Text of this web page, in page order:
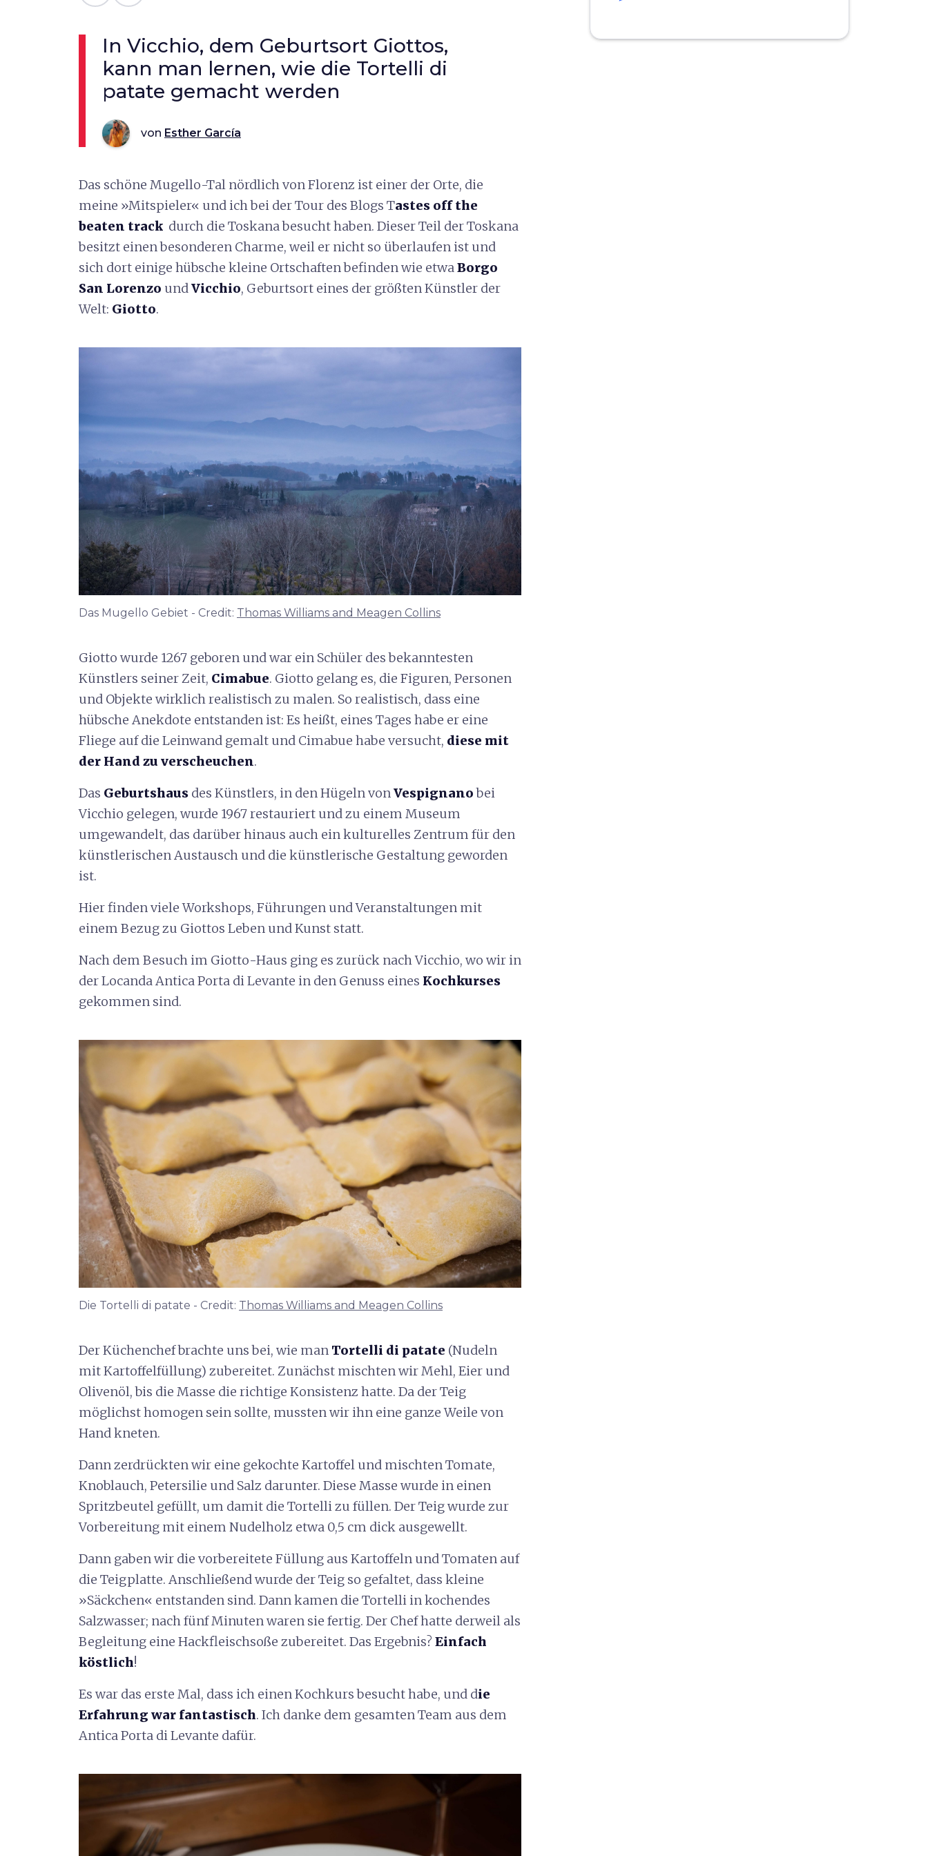
In Vicchio, dem Geburtsort Giottos,
kann man lernen, wie die Tortelli di
patate gemacht werden
von Esther García
Das schöne Mugello-Tal nördlich von Florenz ist einer der Orte, die
meine »Mitspieler« und ich bei der Tour des Blogs Tastes off the
beaten track durch die Toskana besucht haben. Dieser Teil der Toskana
besitzt einen besonderen Charme, weil er nicht so überlaufen ist und
sich dort einige hübsche kleine Ortschaften befinden wie etwaBorgo
San Lorenzo undVicchio, Geburtsort eines der größten Künstler der
Welt: Giotto.
Das Mugello Gebiet - Credit: Thomas Williams and Meagen Collins
Giotto wurde 1267 geboren und war ein Schüler des bekanntesten
Künstlers seiner Zeit, Cimabue. Giotto gelang es, die Figuren, Personen
und Objekte wirklich realistisch zu malen. So realistisch, dass eine
hübsche Anekdote entstanden ist: Es heißt, eines Tages habe er eine
Fliege auf die Leinwand gemalt und Cimabue habe versucht, diese mit
der Hand zu verscheuchen.
Das Geburtshaus des Künstlers, in den Hügeln vonVespignanobei
Vicchio gelegen, wurde 1967 restauriert und zu einem Museum
umgewandelt, das darüber hinaus auch ein kulturelles Zentrum für den
künstlerischen Austausch und die künstlerische Gestaltung geworden
ist.
Hier finden viele Workshops, Führungen und Veranstaltungen mit
einem Bezug zu Giottos Leben und Kunst statt.
Nach dem Besuch im Giotto-Haus ging es zurück nach Vicchio, wo wir in
der Locanda Antica Porta di Levante in den Genuss eines Kochkurses
gekommen sind.
Die Tortelli di patate - Credit: Thomas Williams and Meagen Collins
Der Küchenchef brachte uns bei, wie man Tortelli di patate (Nudeln
mit Kartoffelfüllung) zubereitet. Zunächst mischten wir Mehl, Eier und
Olivenöl, bis die Masse die richtige Konsistenz hatte. Da der Teig
möglichst homogen sein sollte, mussten wir ihn eine ganze Weile von
Hand kneten.
Dann zerdrückten wir eine gekochte Kartoffel und mischten Tomate,
Knoblauch, Petersilie und Salz darunter. Diese Masse wurde in einen
Spritzbeutel gefüllt, um damit die Tortelli zu füllen. Der Teig wurde zur
Vorbereitung mit einem Nudelholz etwa 0,5 cm dick ausgewellt.
Dann gaben wir die vorbereitete Füllung aus Kartoffeln und Tomaten auf
die Teigplatte. Anschließend wurde der Teig so gefaltet, dass kleine
»Säckchen« entstanden sind. Dann kamen die Tortelli in kochendes
Salzwasser; nach fünf Minuten waren sie fertig. Der Chef hatte derweil als
Begleitung eine Hackfleischsoße zubereitet. Das Ergebnis? Einfach
köstlich!
Es war das erste Mal, dass ich einen Kochkurs besucht habe, und die
Erfahrung war fantastisch. Ich danke dem gesamten Team aus dem
Antica Porta di Levante dafür.